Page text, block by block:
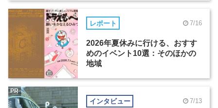
レポート 7/16
2026年夏休みに行ける、おすす
めのイベント10選：そのほかの
地域
インタビュー 7/13
PR